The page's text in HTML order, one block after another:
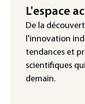
homologation
Iris³: Eutelsat
d'euros dans
européenne
L'espace
De la
l'innovation
tendances et
scientifiques
demain.